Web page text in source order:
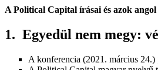
A Political Capital írásai és azok
1. Egyedül nem megy:
A konferencia (2021. március 24.)